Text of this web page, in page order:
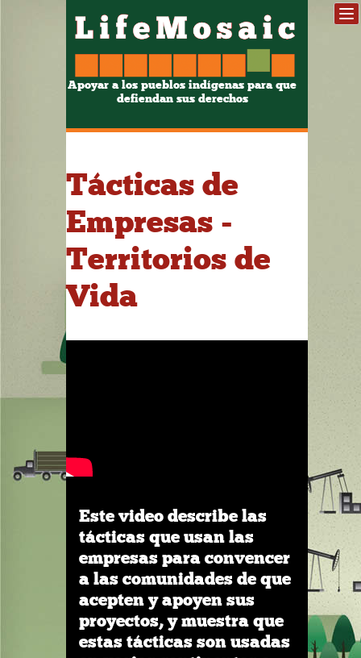
Apoyar a los pueblos indígenas para que
defiendan sus derechos
Tácticas de
Empresas -
Territorios de
Vida
Este video describe las
tácticas que usan las
empresas para convencer
a las comunidades de que
acepten y apoyen sus
proyectos, y muestra que
estas tácticas son usadas